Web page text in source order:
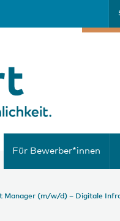
Für Bewerber*innen
Manager (m/w/d) – Digitale